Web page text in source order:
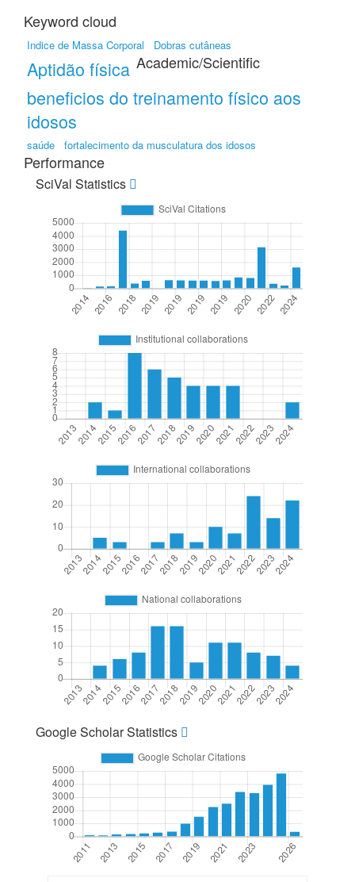
Keyword cloud
Indice de Massa Corporal Dobras cutâneas
Aptidão física
beneficios do treinamento físico aos
idosos
saúde fortalecimento da musculatura dos idosos
Academic/Scientific
Performance
SciVal Statistics
Google Scholar Statistics